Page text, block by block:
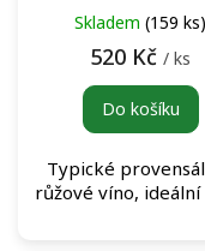
Skladem (159 ks)
520 Kč / ks
Do košíku
Typické
růžové víno, ideální